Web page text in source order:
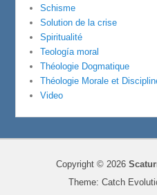
Schisme
Solution de la crise
Spiritualité
Teología moral
Théologie Dogmatique
Théologie Morale et
Video
Copyright © 2026
Theme: Catch